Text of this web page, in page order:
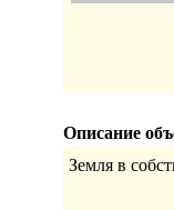
Описание
Земля в